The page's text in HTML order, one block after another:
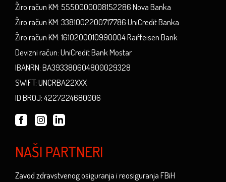
Žiro račun KM: 5550000008152286 Nova Banka
Žiro račun KM: 3381002200717786 UniCredit Banka
Žiro račun KM: 1610200010990004 Raiffeisen Bank
Devizni račun: UniCredit Bank Mostar
IBANRN: BA393380604800029328
SWIFT: UNCRBA22XXX
ID BROJ: 4227224680006
NAŠI PARTNERI
Zavod zdravstvenog osiguranja i reosiguranja FBiH